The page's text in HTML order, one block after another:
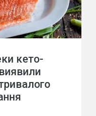
кето-